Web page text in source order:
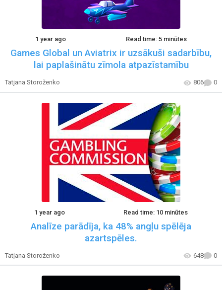
1 year ago Read time: 5 minūtes
Games Global un Aviatrix ir uzsākuši sadarbību,
lai paplašinātu zīmola atpazīstamību
Tatjana Storoženko 806 0
1 year ago Read time: 10 minūtes
Analīze parādīja, ka 48% angļu spēlēja
azartspēles.
Tatjana Storoženko 648 0